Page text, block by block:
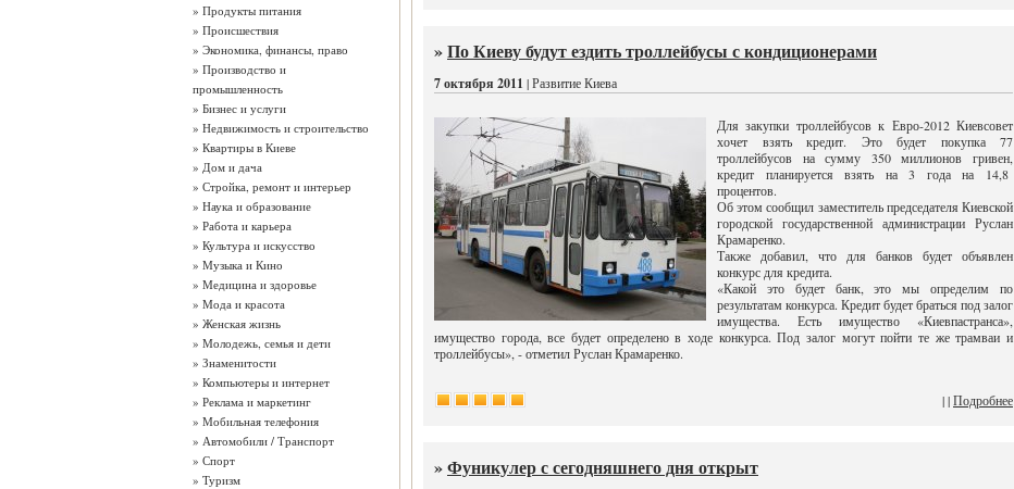
» Продукты питания
» Происшествия
» Экономика, финансы, право
» Производство и
промышленность
» Бизнес и услуги
» Недвижимость и строительство
» Квартиры в Киеве
» Дом и дача
» Стройка, ремонт и интерьер
» Наука и образование
» Работа и карьера
» Культура и искусство
» Музыка и Кино
» Медицина и здоровье
» Мода и красота
» Женская жизнь
» Молодежь, семья и дети
» Знаменитости
» Компьютеры и интернет
» Реклама и маркетинг
» Мобильная телефония
» Автомобили / Транспорт
» Спорт
» Туризм
»По Киеву будут ездить троллейбусы с кондиционерами
7 октября 2011 | Развитие Киева
Для закупки троллейбусов к Евро-2012 Киевсовет
хочет взять кредит. Это будет покупка 77
троллейбусов на сумму 350 миллионов гривен,
кредит планируется взять на 3 года на 14,8
процентов.
Об этом сообщил заместитель председателя Киевской
городской государственной администрации Руслан
Крамаренко.
Также добавил, что для банков будет объявлен
конкурс для кредита.
«Какой это будет банк, это мы определим по
результатам конкурса. Кредит будет браться под залог
имущества. Есть имущество «Киевпастранса»,
имущество города, все будет определено в ходе конкурса. Под залог могут пойти те же трамваи и
троллейбусы», - отметил Руслан Крамаренко.
| |Подробнее
»Фуникулер с сегодняшнего дня открыт